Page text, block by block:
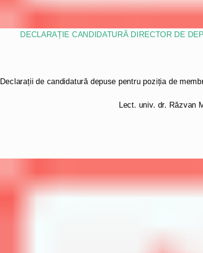
DECLARAȚIE CANDIDATURĂ DIRECTOR DE
Declarații de candidatură depuse pentru poziția de
Lect. univ. dr. Răzvan